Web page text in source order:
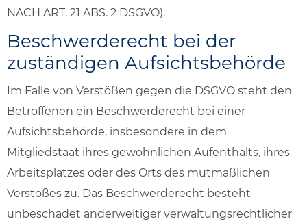
NACH ART. 21 ABS. 2 DSGVO).
Beschwerde­recht bei der
zuständigen Aufsichts­behörde
Im Falle von Verstößen gegen die DSGVO steht den
Betroffenen ein Beschwerderecht bei einer
Aufsichtsbehörde, insbesondere in dem
Mitgliedstaat ihres gewöhnlichen Aufenthalts, ihres
Arbeitsplatzes oder des Orts des mutmaßlichen
Verstoßes zu. Das Beschwerderecht besteht
unbeschadet anderweitiger verwaltungsrechtlicher